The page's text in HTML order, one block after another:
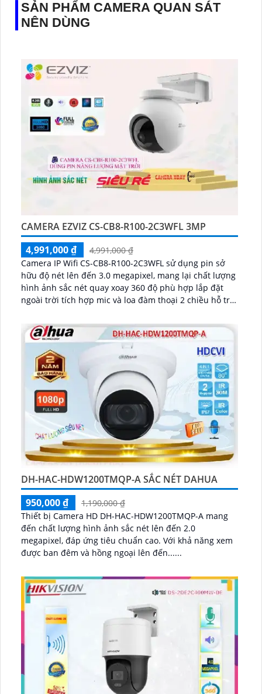
SẢN PHẨM CAMERA QUAN SÁT
NÊN DÙNG
CAMERA EZVIZ CS-CB8-R100-2C3WFL 3MP
4,991,000 ₫
4,991,000 ₫
Camera IP Wifi CS-CB8-R100-2C3WFL sử dụng pin sở
hữu độ nét lên đến 3.0 megapixel, mang lại chất lượng
hình ảnh sắc nét quay xoay 360 độ phù hợp lắp đặt
ngoài trời tích hợp mic và loa đàm thoại 2 chiều hỗ trợ
...
DH-HAC-HDW1200TMQP-A SẮC NÉT DAHUA
950,000 ₫
1,190,000 ₫
Thiết bị Camera HD DH-HAC-HDW1200TMQP-A mang
đến chất lượng hình ảnh sắc nét lên đến 2.0
megapixel, đáp ứng tiêu chuẩn cao. Với khả năng xem
được ban đêm và hồng ngoại lên đến......